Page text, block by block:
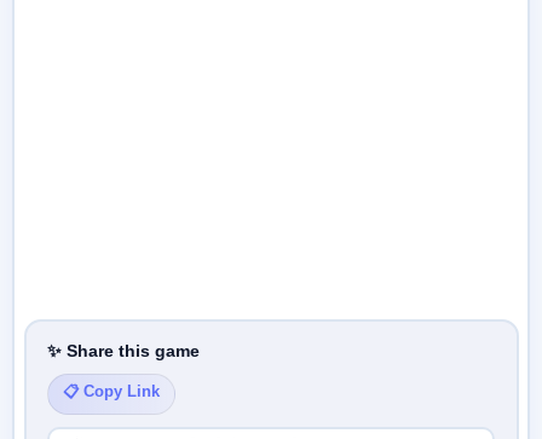
✨ Share this game
📋 Copy Link